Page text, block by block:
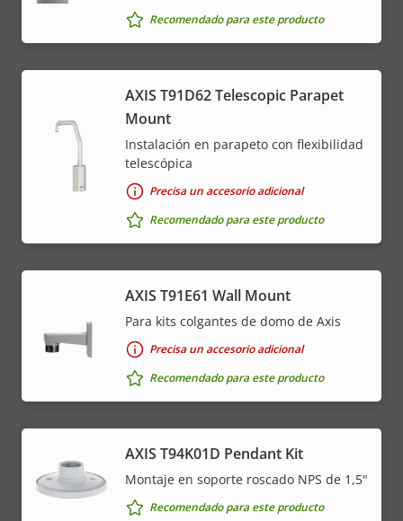
Recomendado para este producto
AXIS T91D62 Telescopic Parapet
Mount
Instalación en parapeto con flexibilidad
telescópica
Precisa un accesorio adicional
Recomendado para este producto
AXIS T91E61 Wall Mount
Para kits colgantes de domo de Axis
Precisa un accesorio adicional
Recomendado para este producto
AXIS T94K01D Pendant Kit
Montaje en soporte roscado NPS de 1,5"
Recomendado para este producto